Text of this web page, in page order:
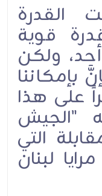
القدرة
قوية
ولكن
بإمكاننا
على هذا
"الجيش
التي
لبنان